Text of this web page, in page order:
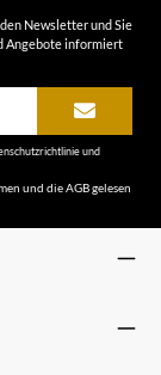
Newsletter und Sie
Angebote informiert
und
und dieAGBgelesen